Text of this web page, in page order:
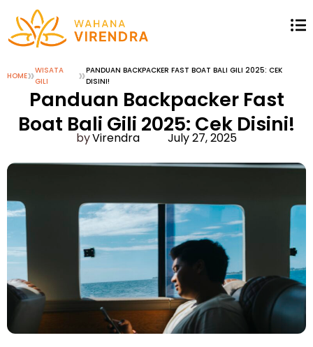
HOME»WISATA
GILI
»PANDUAN BACKPACKER FAST BOAT BALI GILI 2025: CEK
DISINI!
Panduan Backpacker Fast
Boat Bali Gili 2025: Cek Disini!
Virendra July 27, 2025